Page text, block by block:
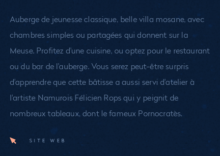
Auberge de jeunesse classique, belle villa mosane, avec
chambres simples ou partagées qui donnent sur la
Meuse. Profitez d'une cuisine, ou optez pour le restaurant
ou du bar de l'auberge. Vous serez peut-être surpris
d'apprendre que cette bâtisse a aussi servi d'atelier à
l'artiste Namurois Félicien Rops qui y peignit de
nombreux tableaux, dont le fameux Pornocratès.
SITE WEB